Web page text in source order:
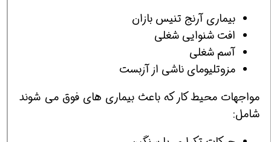
بیماری آرنج تنیس بازان
افت شنوایی شغلی
آسم شغلی
مزوتلیومای ناشی از آزبست
مواجهات محیط کار که باعث بیماری های فوق می شوند
شامل: